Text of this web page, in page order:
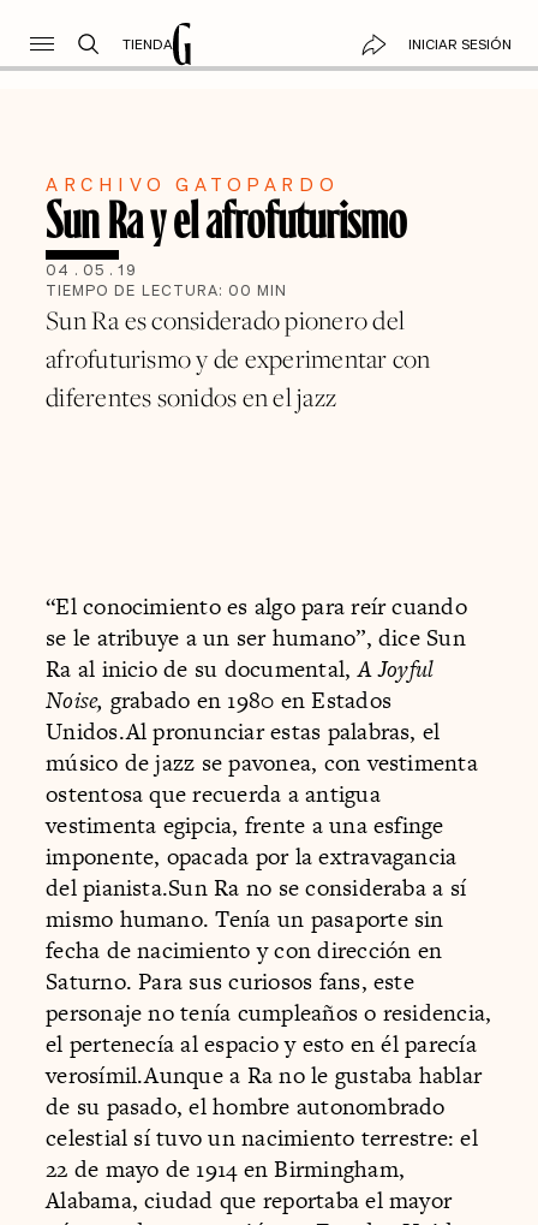
TIENDA INICIAR SESIÓN
ARCHIVO GATOPARDO
Sun Ra y el afrofuturismo
04 . 05 . 19
TIEMPO DE LECTURA: 00 MIN
Sun Ra es considerado pionero del
afrofuturismo y de experimentar con
diferentes sonidos en el jazz
“El conocimiento es algo para reír cuando
se le atribuye a un ser humano”, dice Sun
Ra al inicio de su documental,A Joyful
Noise, grabado en 1980 en Estados
Unidos.Al pronunciar estas palabras, el
músico de jazz se pavonea, con vestimenta
ostentosa que recuerda a antigua
vestimenta egipcia, frente a una esfinge
imponente, opacada por la extravagancia
del pianista.Sun Ra no se consideraba a sí
mismo humano. Tenía un pasaporte sin
fecha de nacimiento y con dirección en
Saturno. Para sus curiosos fans, este
personaje no tenía cumpleaños o residencia,
el pertenecía al espacio y esto en él parecía
verosímil.Aunque a Ra no le gustaba hablar
de su pasado, el hombre autonombrado
celestial sí tuvo un nacimiento terrestre: el
22 de mayo de 1914 en Birmingham,
Alabama, ciudad que reportaba el mayor